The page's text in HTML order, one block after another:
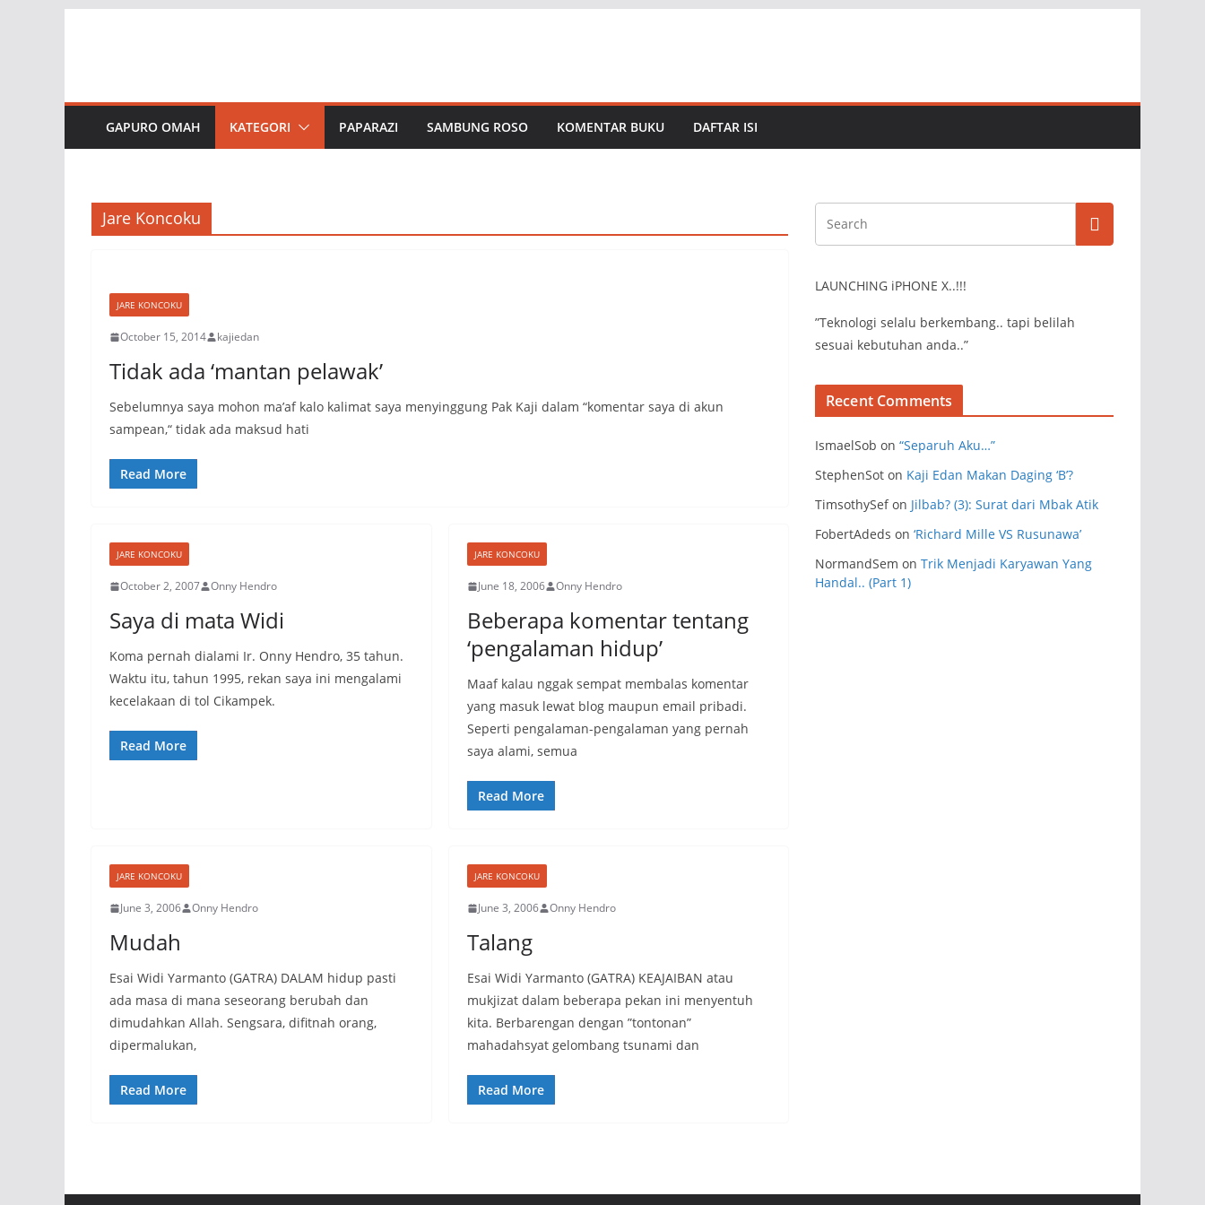
GAPURO OMAH KATEGORI PAPARAZI SAMBUNG ROSO KOMENTAR BUKU DAFTAR ISI
Jare Koncoku
JARE KONCOKU
October 15, 2014 kajiedan
Tidak ada ‘mantan pelawak’
Sebelumnya saya mohon ma’af kalo kalimat saya menyinggung Pak Kaji dalam “komentar saya di akun
sampean,“ tidak ada maksud hati
Read More
JARE KONCOKU
October 2, 2007 Onny Hendro
Saya di mata Widi
Koma pernah dialami Ir. Onny Hendro, 35 tahun.
Waktu itu, tahun 1995, rekan saya ini mengalami
kecelakaan di tol Cikampek.
Read More
JARE KONCOKU
June 18, 2006 Onny Hendro
Beberapa komentar tentang
‘pengalaman hidup’
Maaf kalau nggak sempat membalas komentar
yang masuk lewat blog maupun email pribadi.
Seperti pengalaman-pengalaman yang pernah
saya alami, semua
Read More
JARE KONCOKU
June 3, 2006 Onny Hendro
Mudah
Esai Widi Yarmanto (GATRA) DALAM hidup pasti
ada masa di mana seseorang berubah dan
dimudahkan Allah. Sengsara, difitnah orang,
dipermalukan,
Read More
JARE KONCOKU
June 3, 2006 Onny Hendro
Talang
Esai Widi Yarmanto (GATRA) KEAJAIBAN atau
mukjizat dalam beberapa pekan ini menyentuh
kita. Berbarengan dengan ”tontonan”
mahadahsyat gelombang tsunami dan
Read More
LAUNCHING iPHONE X..!!!
”Teknologi selalu berkembang.. tapi belilah
sesuai kebutuhan anda..”
Recent Comments
IsmaelSob on “Separuh Aku…”
StephenSot on Kaji Edan Makan Daging ‘B’?
TimsothySefon Jilbab? (3): Surat dari Mbak Atik
FobertAdeds on ‘Richard Mille VS Rusunawa’
NormandSem on Trik Menjadi Karyawan Yang
Handal.. (Part 1)